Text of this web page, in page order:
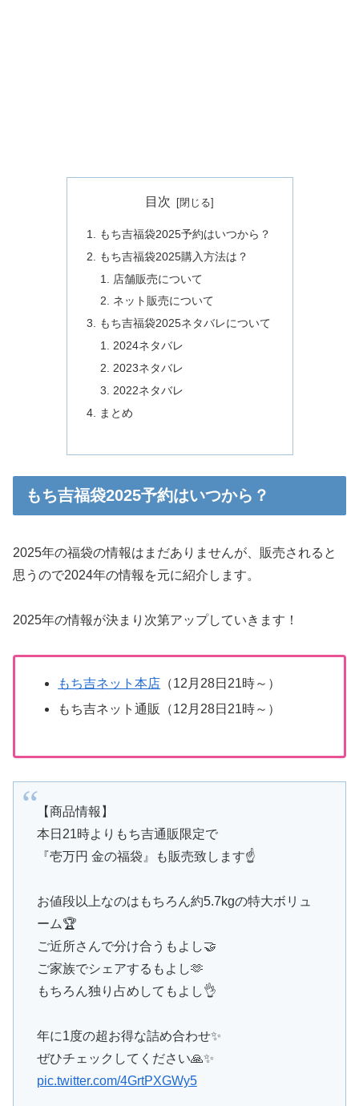
目次
もち吉福袋2025予約はいつから？
もち吉福袋2025購入方法は？
店舗販売について
ネット販売について
もち吉福袋2025ネタバレについて
2024ネタバレ
2023ネタバレ
2022ネタバレ
まとめ
もち吉福袋2025予約はいつから？
2025年の福袋の情報はまだありませんが、販売されると
思うので2024年の情報を元に紹介します。
2025年の情報が決まり次第アップしていきます！
もち吉ネット本店 （12月28日21時～）
もち吉ネット通販（12月28日21時～）
【商品情報】
本日21時よりもち吉通販限定で
『壱万円 金の福袋』も販売致します☝️
お値段以上なのはもちろん約5.7kgの特大ボリュ
ーム🏆
ご近所さんで分け合うもよし🤝
ご家族でシェアするもよし🫶
もちろん独り占めしてもよし👌
年に1度の超お得な詰め合わせ✨️
ぜひチェックしてください🙏✨
pic.twitter.com/4GrtPXGWy5